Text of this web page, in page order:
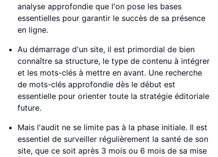
analyse approfondie que l'on pose les bases
essentielles pour garantir le succès de sa présence
en ligne.
Au démarrage d'un site, il est primordial de bien
connaître sa structure, le type de contenu à intégrer
et les mots-clés à mettre en avant. Une recherche
de mots-clés approfondie dès le début est
essentielle pour orienter toute la stratégie éditoriale
future.
Mais l'audit ne se limite pas à la phase initiale. Il est
essentiel de surveiller régulièrement la santé de son
site, que ce soit après 3 mois ou 6 mois de sa mise